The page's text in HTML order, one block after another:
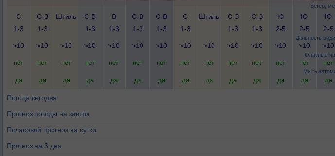
Ветер,
Дальность
Опасные
Мыть
С
1-3
С-З
1-3
Штиль
С-В
1-3
В
1-3
С-В
1-3
С-В
1-3
С
1-3
Штиль
С-З
1-3
С-З
1-3
Ю
2-5
Ю
2-5
Ю
2-5
>10 >10 >10 >10 >10 >10 >10 >10 >10 >10 >10 >10 >10 >10
нет нет нет нет нет нет нет нет нет нет нет нет нет нет
да да да да да да да да да да да да да да
Погода сегодня
Прогноз погоды на завтра
Почасовой прогноз на сутки
Прогноз на 3 дня